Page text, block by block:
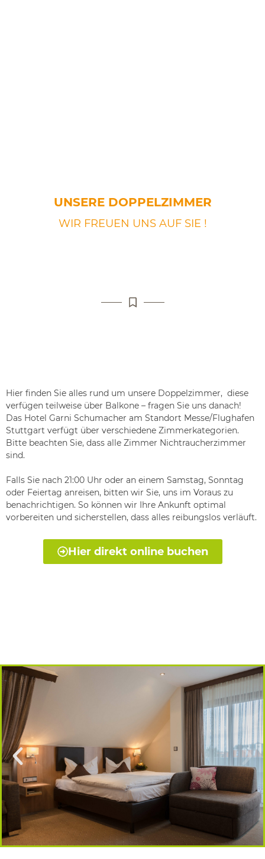
UNSERE DOPPELZIMMER
WIR FREUEN UNS AUF SIE !
Hier finden Sie alles rund um unsere Doppelzimmer, diese
verfügen teilweise über Balkone – fragen Sie uns danach!
Das Hotel Garni Schumacher am Standort Messe/Flughafen
Stuttgart verfügt über verschiedene Zimmerkategorien.
Bitte beachten Sie, dass alle Zimmer Nichtraucherzimmer
sind.
Falls Sie nach 21:00 Uhr oder an einem Samstag, Sonntag
oder Feiertag anreisen, bitten wir Sie, uns im Voraus zu
benachrichtigen. So können wir Ihre Ankunft optimal
vorbereiten und sicherstellen, dass alles reibungslos verläuft.
Hier direkt online buchen